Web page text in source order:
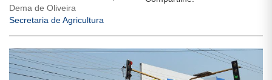
Dema de Oliveira
Secretaria de Agricultura